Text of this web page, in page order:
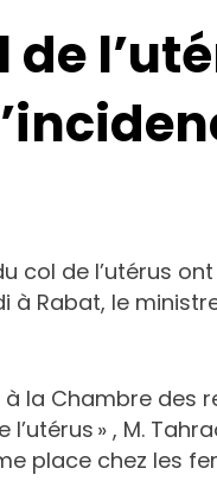
col de l’utérus
à Rabat, le
la Chambre des
» , M.
place chez les